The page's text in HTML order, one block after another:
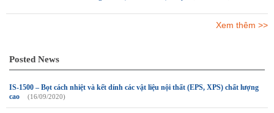
Xem thêm >>
Posted News
IS-1500 – Bọt cách nhiệt và kết dính các vật liệu nội thất (EPS, XPS) chất lượng
cao
(16/09/2020)